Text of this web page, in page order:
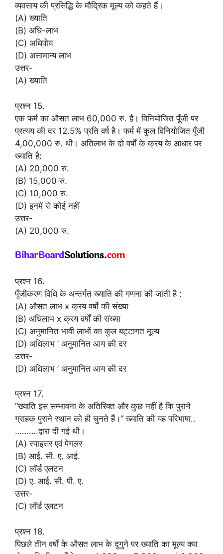
व्यवसाय की प्रसिद्धि के मौद्रिक मूल्य को कहते हैं।
(A) ख्याति
(B) अधि-लाभ
(C) अधिपोय
(D) असामान्य लाभ
उत्तर-
(A) ख्याति
प्रश्न 15.
एक फर्म का औसत लाभ 60,000 रु. है। विनियोजित पूँजी पर
प्रत्यय की दर 12.5% प्रति वर्ष है। फर्म में कुल विनियोजित पूँजी
4,00,000 रु. थी। अतिलाभ के दो वर्षों के क्रय के आधार पर
ख्याति है:
(A) 20,000 रु.
(B) 15,000 रु.
(C) 10,000 रु.
(D) इनमें से कोई नहीं
उत्तर-
(A) 20,000 रु.
प्रश्न 16.
पूँजीकरण विधि के अन्तर्गत ख्याति की गणना की जाती है :
(A) औसत लाभ x क्रय वर्षों की संख्या
(B) अधिलाभ x क्रय वर्षों की संख्या
(C) अनुमानित भावी लाभों का कुल बट्टागत मूल्य
(D) अधिलाभ ’ अनुमानित आय की दर
उत्तर-
(D) अधिलाभ ’ अनुमानित आय की दर
प्रश्न 17.
“ख्याति इस सम्भावना के अतिरिक्त और कुछ नहीं है कि पुराने
ग्राहक पुराने स्थान को ही चुनते हैं।” ख्याति की यह परिभाषा..
……….द्वारा दी गई थी।
(A) स्पाइसर एवं पेगलर
(B) आई. सी. ए. आई.
(C) लॉर्ड एलटन
(D) ए. आई. सी. पी. ए.
उत्तर-
(C) लॉर्ड एलटन
प्रश्न 18.
पिछले तीन वर्षों के औसत लाभ के दुगुने पर ख्याति का मूल्य क्या